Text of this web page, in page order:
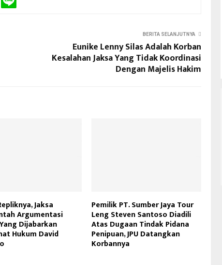
BERITA SELANJUTNYA
Eunike Lenny Silas Adalah Korban
Kesalahan Jaksa Yang Tidak Koordinasi
Dengan Majelis Hakim
Jaksa
Argumentasi
Dijabarkan
Hukum David
Pemilik PT. Sumber Jaya Tour
Leng Steven Santoso Diadili
Atas Dugaan Tindak Pidana
Penipuan, JPU Datangkan
Korbannya